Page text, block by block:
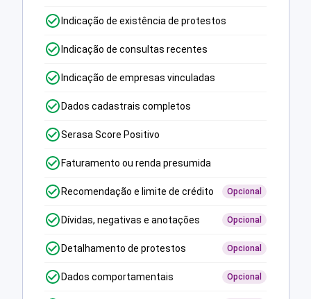
Indicação de existência de protestos
Indicação de consultas recentes
Indicação de empresas vinculadas
Dados cadastrais completos
Serasa Score Positivo
Faturamento ou renda presumida
Recomendação e limite de crédito Opcional
Dívidas, negativas e anotações Opcional
Detalhamento de protestos Opcional
Dados comportamentais Opcional